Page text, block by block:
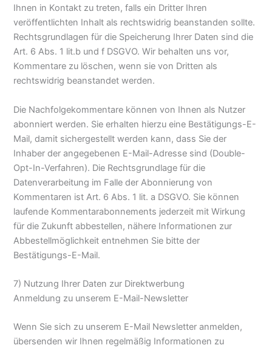
Ihnen in Kontakt zu treten, falls ein Dritter Ihren
veröffentlichten Inhalt als rechtswidrig beanstanden sollte.
Rechtsgrundlagen für die Speicherung Ihrer Daten sind die
Art. 6 Abs. 1 lit.b und f DSGVO. Wir behalten uns vor,
Kommentare zu löschen, wenn sie von Dritten als
rechtswidrig beanstandet werden.
Die Nachfolgekommentare können von Ihnen als Nutzer
abonniert werden. Sie erhalten hierzu eine Bestätigungs-E-
Mail, damit sichergestellt werden kann, dass Sie der
Inhaber der angegebenen E-Mail-Adresse sind (Double-
Opt-In-Verfahren). Die Rechtsgrundlage für die
Datenverarbeitung im Falle der Abonnierung von
Kommentaren ist Art. 6 Abs. 1 lit. a DSGVO. Sie können
laufende Kommentarabonnements jederzeit mit Wirkung
für die Zukunft abbestellen, nähere Informationen zur
Abbestellmöglichkeit entnehmen Sie bitte der
Bestätigungs-E-Mail.
7) Nutzung Ihrer Daten zur Direktwerbung
Anmeldung zu unserem E-Mail-Newsletter
Wenn Sie sich zu unserem E-Mail Newsletter anmelden,
übersenden wir Ihnen regelmäßig Informationen zu